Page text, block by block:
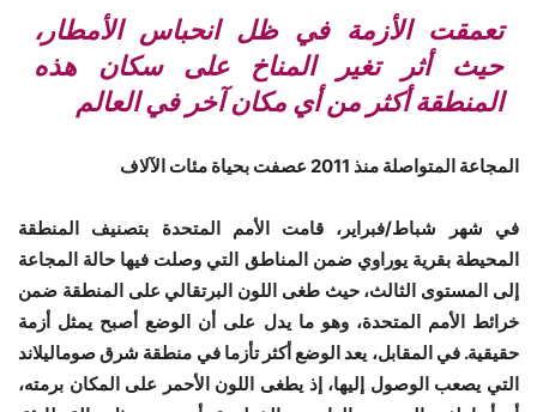
تعمقت الأزمة في ظل انحباس الأمطار،
حيث أثر تغير المناخ على سكان هذه
المنطقة أكثر من أي مكان آخر في العالم
المجاعة المتواصلة منذ 2011 عصفت بحياة مئات الآلاف
في شهر شباط/فبراير، قامت الأمم المتحدة بتصنيف المنطقة
المحيطة بقرية يوراوي ضمن المناطق التي وصلت فيها حالة المجاعة
إلى المستوى الثالث، حيث طغى اللون البرتقالي على المنطقة ضمن
خرائط الأمم المتحدة، وهو ما يدل على أن الوضع أصبح يمثل أزمة
حقيقية. في المقابل، يعد الوضع أكثر تأزما في منطقة شرق صوماليلاند
التي يصعب الوصول إليها، إذ يطغى اللون الأحمر على المكان برمته،